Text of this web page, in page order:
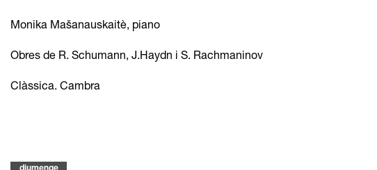
Monika Mašanauskaitè, piano
Obres de R. Schumann, J.Haydn i S. Rachmaninov
Clàssica. Cambra